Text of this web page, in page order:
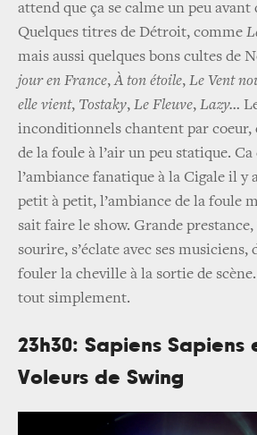
attend que ça se calme un peu avant
Quelques titres de Détroit, comme
mais aussi quelques bons cultes de
jour en France,À ton étoile, Le Vent
elle vient, Tostaky, Le Fleuve, Lazy…
inconditionnels chantent par coeur,
de la foule à l’air un peu statique. Ca
l’ambiance fanatique à la Cigale il y
petit à petit, l’ambiance de la foule
sait faire le show. Grande
sourire, s’éclate avec ses musiciens,
fouler la cheville à la sortie de
tout simplement.
23h30: Sapiens Sapiens
Voleurs de Swing